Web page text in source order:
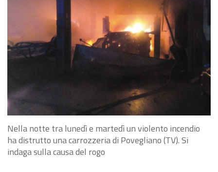
Nella notte tra lunedì e martedì un violento incendio
ha distrutto una carrozzeria di Povegliano (TV). Si
indaga sulla causa del rogo